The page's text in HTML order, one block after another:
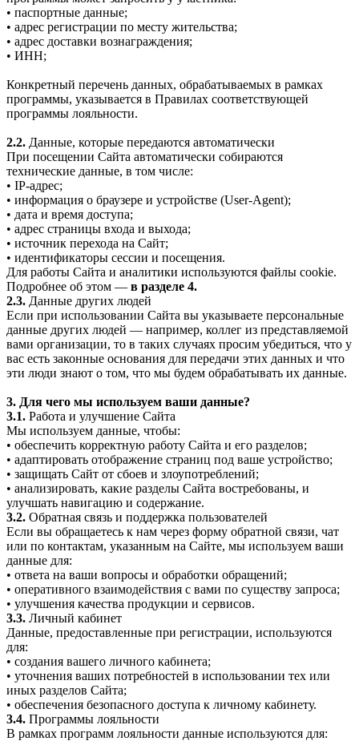
• паспортные данные;
• адрес регистрации по месту жительства;
• адрес доставки вознаграждения;
• ИНН;
Конкретный перечень данных, обрабатываемых в рамках
программы, указывается в Правилах соответствующей
программы лояльности.
2.2. Данные, которые передаются автоматически
При посещении Сайта автоматически собираются
технические данные, в том числе:
• IP-адрес;
• информация о браузере и устройстве (User-Agent);
• дата и время доступа;
• адрес страницы входа и выхода;
• источник перехода на Сайт;
• идентификаторы сессии и посещения.
Для работы Сайта и аналитики используются файлы cookie.
Подробнее об этом — в разделе 4.
2.3. Данные других людей
Если при использовании Сайта вы указываете персональные
данные других людей — например, коллег из представляемой
вами организации, то в таких случаях просим убедиться, что у
вас есть законные основания для передачи этих данных и что
эти люди знают о том, что мы будем обрабатывать их данные.
3. Для чего мы используем ваши данные?
3.1. Работа и улучшение Сайта
Мы используем данные, чтобы:
• обеспечить корректную работу Сайта и его разделов;
• адаптировать отображение страниц под ваше устройство;
• защищать Сайт от сбоев и злоупотреблений;
• анализировать, какие разделы Сайта востребованы, и
улучшать навигацию и содержание.
3.2. Обратная связь и поддержка пользователей
Если вы обращаетесь к нам через форму обратной связи, чат
или по контактам, указанным на Сайте, мы используем ваши
данные для:
• ответа на ваши вопросы и обработки обращений;
• оперативного взаимодействия с вами по существу запроса;
• улучшения качества продукции и сервисов.
3.3. Личный кабинет
Данные, предоставленные при регистрации, используются
для:
• создания вашего личного кабинета;
• уточнения ваших потребностей в использовании тех или
иных разделов Сайта;
• обеспечения безопасного доступа к личному кабинету.
3.4. Программы лояльности
В рамках программ лояльности данные используются для: